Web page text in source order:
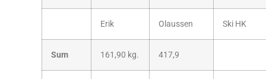
Erik Olaussen Ski HK
Sum 161,90 kg. 417,9